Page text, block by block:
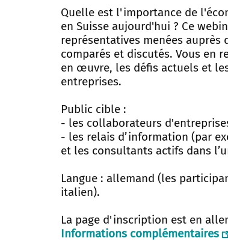
Quelle est l'importance de
en Suisse aujourd'hui ? Ce
représentatives menées
comparés et discutés. Vous en
en œuvre, les défis actuels et
entreprises.
Public cible :
- les collaborateurs
- les relais d’information (par
et les consultants actifs dans
Langue : allemand (les
italien).
La page d'inscription est en
Informations complémentaires